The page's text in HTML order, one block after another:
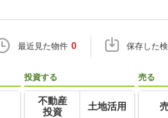
最近見た物件 0 保存した
投資する
不動産
投資
土地活用
売る